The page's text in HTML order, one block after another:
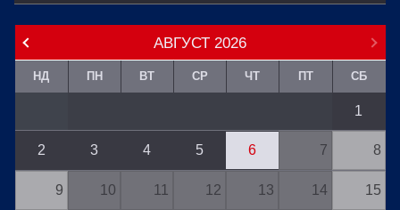
АВГУСТ 2026
НД ПН ВТ СР ЧТ ПТ СБ
1
2 3 4 5 6 7 8
9 10 11 12 13 14 15